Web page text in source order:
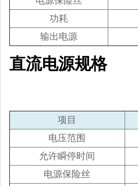
功耗
输出电源
直流电源规格
项目
电压范围
允许瞬停时间
电源保险丝